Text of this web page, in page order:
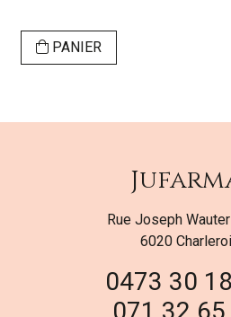
PANIER
Rue Joseph
6020 Charleroi
0473 30
071 32 65